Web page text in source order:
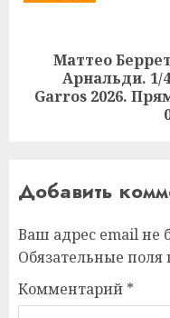
Следующая
запись:
Маттео
Арнальди. 1/
Garros 2026.
Добавить
Ваш адрес email не
Обязательные
Комментарий *